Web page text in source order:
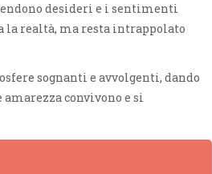
desideri e i sentimenti
la realtà, ma resta intrappolato
sognanti e avvolgenti, dando
convivono e si